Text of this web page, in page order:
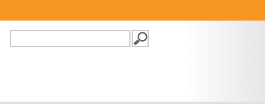
FORMULAIRE DE